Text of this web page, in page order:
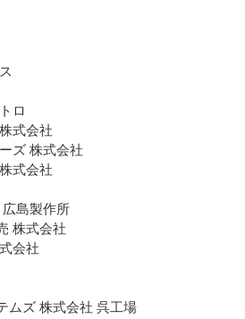
ロ
式会社
ズ 株式会社
式会社
島製作所
株式会社
会社
ムズ 株式会社 呉工場